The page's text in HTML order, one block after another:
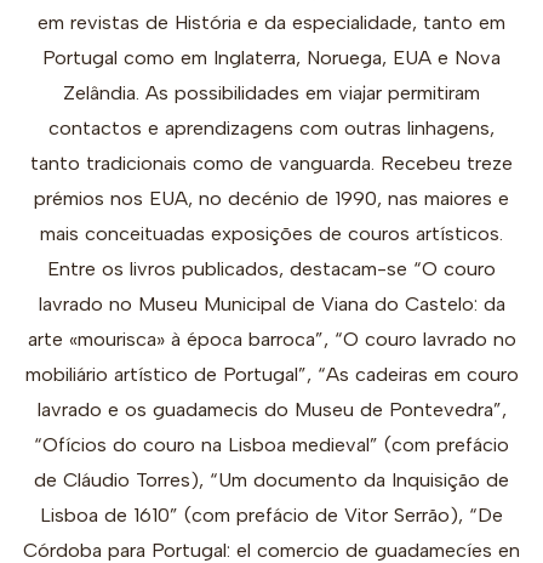
em revistas de História e da especialidade, tanto em
Portugal como em Inglaterra, Noruega, EUA e Nova
Zelândia. As possibilidades em viajar permitiram
contactos e aprendizagens com outras linhagens,
tanto tradicionais como de vanguarda. Recebeu treze
prémios nos EUA, no decénio de 1990, nas maiores e
mais conceituadas exposições de couros artísticos.
Entre os livros publicados, destacam-se “O couro
lavrado no Museu Municipal de Viana do Castelo: da
arte «mourisca» à época barroca”, “O couro lavrado no
mobiliário artístico de Portugal”, “As cadeiras em couro
lavrado e os guadamecis do Museu de Pontevedra”,
“Ofícios do couro na Lisboa medieval” (com prefácio
de Cláudio Torres), “Um documento da Inquisição de
Lisboa de 1610” (com prefácio de Vitor Serrão), “De
Córdoba para Portugal: el comercio de guadamecíes en